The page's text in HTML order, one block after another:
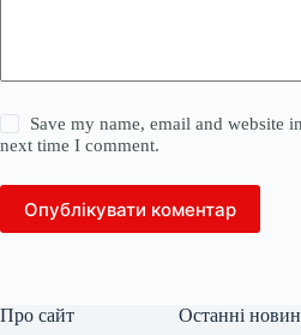
Save my name, email and website
next time I comment.
Опублікувати коментар
Про сайт Останні